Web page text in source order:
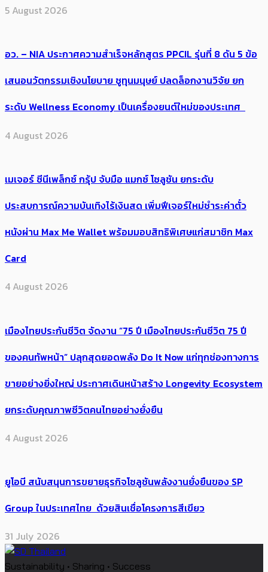
80% ตอบโจทย์ดีมานด์อาคารสีเขียวยุคใหม่
อว. – NIA ประกาศความสำเร็จหลักสูตร PPCIL รุ่นที่ 8 ดัน 5 ข้อ
เสนอนวัตกรรมเชิงนโยบาย ชูทุนมนุษย์ ปลดล็อกงานวิจัย ยก
ระดับ Wellness Economy เป็นเครื่องยนต์ใหม่ของประเทศ
เมเจอร์ ซีนีเพล็กซ์ กรุ้ป จับมือ แมกซ์ โซลูชัน ยกระดับ
ประสบการณ์ความบันเทิงไร้เงินสด เพิ่มฟีเจอร์ใหม่ชำระค่าตั๋ว
หนังผ่าน Max Me Wallet พร้อมมอบสิทธิพิเศษแก่สมาชิก Max
Card
เมืองไทยประกันชีวิต จัดงาน “75 ปี เมืองไทยประกันชีวิต 75 ปี
ของคนทัพหน้า” ปลุกสุดยอดพลัง Do It Now แก่ทุกช่องทางการ
ขายอย่างยิ่งใหญ่ ประกาศเดินหน้าสร้าง Longevity Ecosystem
ยกระดับคุณภาพชีวิตคนไทยอย่างยั่งยืน
ยูโอบี สนับสนุนการขยายธุรกิจโซลูชันพลังงานยั่งยืนของ SP
Group ในประเทศไทย ด้วยสินเชื่อโครงการสีเขียว
31 July 2026